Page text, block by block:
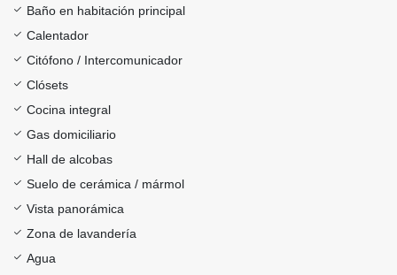
Baño en habitación principal
Calentador
Citófono / Intercomunicador
Clósets
Cocina integral
Gas domiciliario
Hall de alcobas
Suelo de cerámica / mármol
Vista panorámica
Zona de lavandería
Agua